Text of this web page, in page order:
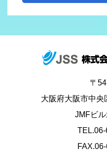
〒
大阪府大阪市中
JMFビ